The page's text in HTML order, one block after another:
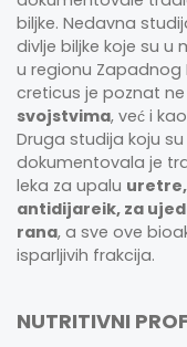
biljke. Nedavna
divlje biljke koje su u
u regionu Zapadnog
creticus je poznat
svojstvima, već i kao
Druga studija koju
dokumentovala je
leka za upalu
antidijareik, za
rana, a sve ove
isparljivih frakcija.
NUTRITIVNI